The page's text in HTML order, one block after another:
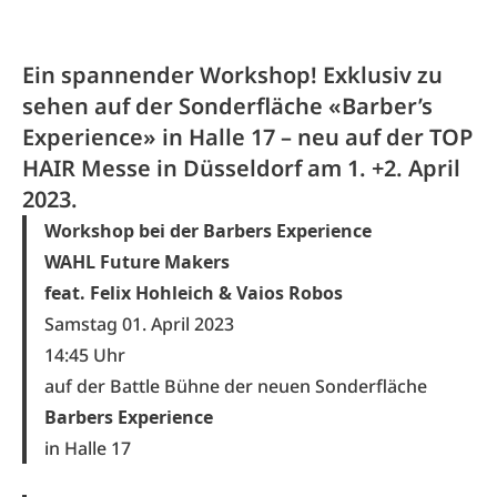
Ein spannender Workshop! Exklusiv zu
sehen auf der Sonderfläche «Barber’s
Experience» in Halle 17 – neu auf der TOP
HAIR Messe in Düsseldorf am 1. +2. April
2023.
Workshop bei der Barbers Experience
WAHL Future Makers
feat. Felix Hohleich & Vaios Robos
Samstag 01. April 2023
14:45 Uhr
auf der Battle Bühne der neuen Sonderfläche
Barbers Experience
in Halle 17